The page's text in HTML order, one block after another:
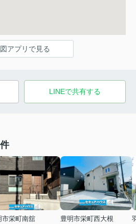
アプリで見る
LINEで共有する
市栄町南舘
豊明市栄町西大根